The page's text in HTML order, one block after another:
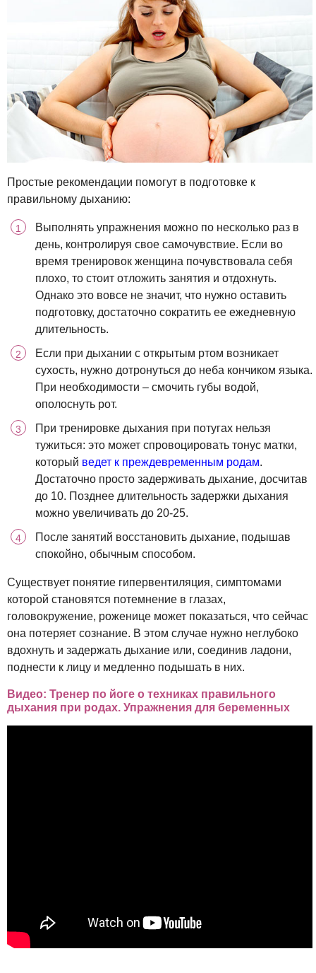
Простые рекомендации помогут в подготовке к
правильному дыханию:
Выполнять упражнения можно по несколько раз в
день, контролируя свое самочувствие. Если во
время тренировок женщина почувствовала себя
плохо, то стоит отложить занятия и отдохнуть.
Однако это вовсе не значит, что нужно оставить
подготовку, достаточно сократить ее ежедневную
длительность.
Если при дыхании с открытым ртом возникает
сухость, нужно дотронуться до неба кончиком языка.
При необходимости – смочить губы водой,
ополоснуть рот.
При тренировке дыхания при потугах нельзя
тужиться: это может спровоцировать тонус матки,
который ведет к преждевременным родам.
Достаточно просто задерживать дыхание, досчитав
до 10. Позднее длительность задержки дыхания
можно увеличивать до 20-25.
После занятий восстановить дыхание, подышав
спокойно, обычным способом.
Существует понятие гипервентиляция, симптомами
которой становятся потемнение в глазах,
головокружение, роженице может показаться, что сейчас
она потеряет сознание. В этом случае нужно неглубоко
вдохнуть и задержать дыхание или, соединив ладони,
поднести к лицу и медленно подышать в них.
Видео: Тренер по йоге о техниках правильного
дыхания при родах. Упражнения для беременных